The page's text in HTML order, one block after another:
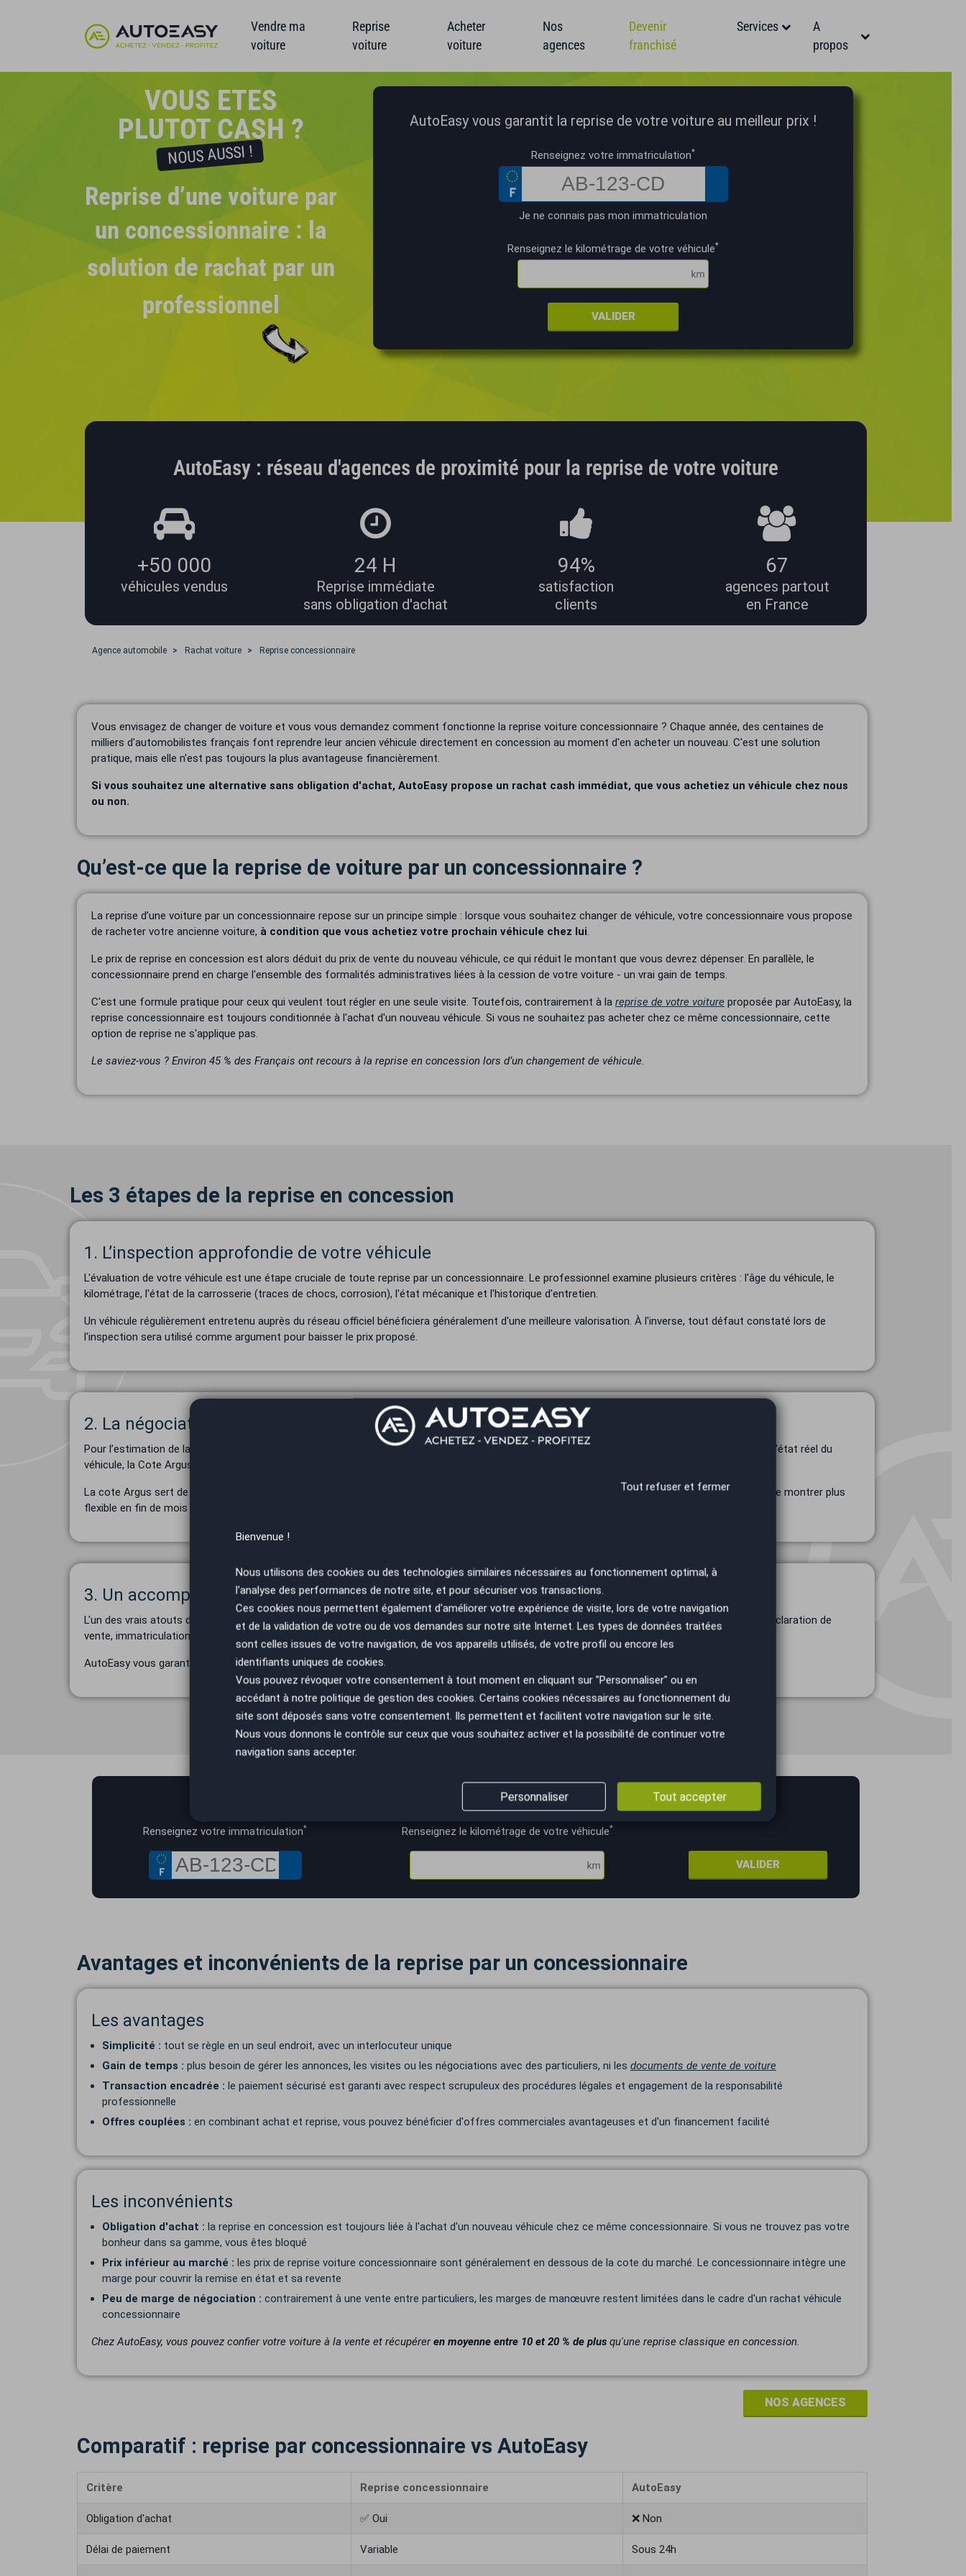
Vendre ma
voiture
Reprise
voiture
Acheter
voiture
Nos
agences
Devenir
franchisé
Services
A
propos
VOUS ETES
PLUTOT CASH ?
NOUS AUSSI !
Reprise d’une voiture par
un concessionnaire : la
solution de rachat par un
professionnel
AutoEasy vous garantit la reprise de votre voiture au meilleur prix !
Renseignez votre immatriculation*
Je ne connais pas mon immatriculation
Renseignez le kilométrage de votre véhicule*
VALIDER
AutoEasy : réseau d'agences de proximité pour la reprise de votre voiture
+50 000
véhicules vendus
24 H
Reprise immédiate
sans obligation d'achat
94%
satisfaction
clients
67
agences partout
en France
Agence automobile Rachat voiture Reprise concessionnaire
Vous envisagez de changer de voiture et vous vous demandez comment fonctionne la reprise voiture concessionnaire ? Chaque année, des centaines de
milliers d'automobilistes français font reprendre leur ancien véhicule directement en concession au moment d'en acheter un nouveau. C'est une solution
pratique, mais elle n'est pas toujours la plus avantageuse financièrement.
Si vous souhaitez une alternative sans obligation d'achat, AutoEasy propose un rachat cash immédiat, que vous achetiez un véhicule chez nous
ou non.
Qu’est-ce que la reprise de voiture par un concessionnaire ?
La reprise d’une voiture par un concessionnaire repose sur un principe simple : lorsque vous souhaitez changer de véhicule, votre concessionnaire vous propose
de racheter votre ancienne voiture, à condition que vous achetiez votre prochain véhicule chez lui.
Le prix de reprise en concession est alors déduit du prix de vente du nouveau véhicule, ce qui réduit le montant que vous devrez dépenser. En parallèle, le
concessionnaire prend en charge l'ensemble des formalités administratives liées à la cession de votre voiture - un vrai gain de temps.
C'est une formule pratique pour ceux qui veulent tout régler en une seule visite. Toutefois, contrairement à la reprise de votre voiture proposée par AutoEasy, la
reprise concessionnaire est toujours conditionnée à l'achat d'un nouveau véhicule. Si vous ne souhaitez pas acheter chez ce même concessionnaire, cette
option de reprise ne s'applique pas.
Le saviez-vous ? Environ 45 % des Français ont recours à la reprise en concession lors d’un changement de véhicule.
Les 3 étapes de la reprise en concession
1. L’inspection approfondie de votre véhicule
L'évaluation de votre véhicule est une étape cruciale de toute reprise par un concessionnaire. Le professionnel examine plusieurs critères : l'âge du véhicule, le
kilométrage, l'état de la carrosserie (traces de chocs, corrosion), l'état mécanique et l'historique d'entretien.
Un véhicule régulièrement entretenu auprès du réseau officiel bénéficiera généralement d'une meilleure valorisation. À l'inverse, tout défaut constaté lors de
l'inspection sera utilisé comme argument pour baisser le prix proposé.
2. La négociation du prix de reprise - et la cote Argus
Pour l’estimation de la
et avec elle, le prix de la reprise en concessionnaire, le professionnel s’appuie sur plusieurs paramètres : l’état réel du
véhicule, la Cote Argus®, la demande locale pour votre modèle et la politique commerciale du concessionnaire.
La cote Argus sert de référence de base, mais le concessionnaire l'ajuste selon sa politique commerciale et ses objectifs commerciaux. Il peut se montrer plus
flexible en fin de mois ou en période de forte activité commerciale (printemps, rentrée).
3. Un accompagnement administratif complet
L'un des vrais atouts du rachat par un concessionnaire, c'est la prise en charge intégrale des formalités administratives : certificat de cession, déclaration de
vente, immatriculation du nouveau véhicule. Il ne vous reste généralement qu'à contacter votre assurance.
AutoEasy vous garantit la reprise de votre voiture au meilleur prix !
AutoEasy vous garantit la reprise de votre voiture au meilleur prix !
Renseignez votre immatriculation* Renseignez le kilométrage de votre véhicule*
VALIDER
Avantages et inconvénients de la reprise par un concessionnaire
Les avantages
Simplicité : tout se règle en un seul endroit, avec un interlocuteur unique
Gain de temps : plus besoin de gérer les annonces, les visites ou les négociations avec des particuliers, ni les documents de vente de voiture
Transaction encadrée : le paiement sécurisé est garanti avec respect scrupuleux des procédures légales et engagement de la responsabilité
professionnelle
Offres couplées : en combinant achat et reprise, vous pouvez bénéficier d'offres commerciales avantageuses et d'un financement facilité
Les inconvénients
Obligation d'achat : la reprise en concession est toujours liée à l'achat d'un nouveau véhicule chez ce même concessionnaire. Si vous ne trouvez pas votre
bonheur dans sa gamme, vous êtes bloqué
Prix inférieur au marché : les prix de reprise voiture concessionnaire sont généralement en dessous de la cote du marché. Le concessionnaire intègre une
marge pour couvrir la remise en état et sa revente
Peu de marge de négociation : contrairement à une vente entre particuliers, les marges de manœuvre restent limitées dans le cadre d'un rachat véhicule
concessionnaire
Chez AutoEasy, vous pouvez confier votre voiture à la vente et récupéreren moyenne entre 10 et 20 % de plus qu'une reprise classique en concession.
NOS AGENCES
Comparatif : reprise par concessionnaire vs AutoEasy
Critère Reprise concessionnaire AutoEasy
Obligation d'achat ✅ Oui ❌ Non
Délai de paiement Variable Sous 24h
Tout refuser et fermer
Bienvenue !
Nous utilisons des cookies ou des technologies similaires nécessaires au fonctionnement optimal, à
l'analyse des performances de notre site, et pour sécuriser vos transactions.
Ces cookies nous permettent également d'améliorer votre expérience de visite, lors de votre navigation
et de la validation de votre ou de vos demandes sur notre site Internet. Les types de données traitées
sont celles issues de votre navigation, de vos appareils utilisés, de votre profil ou encore les
identifiants uniques de cookies.
Vous pouvez révoquer votre consentement à tout moment en cliquant sur "Personnaliser" ou en
accédant à notre politique de gestion des cookies. Certains cookies nécessaires au fonctionnement du
site sont déposés sans votre consentement. Ils permettent et facilitent votre navigation sur le site.
Nous vous donnons le contrôle sur ceux que vous souhaitez activer et la possibilité de continuer votre
navigation sans accepter.
Tout accepter
Personnaliser